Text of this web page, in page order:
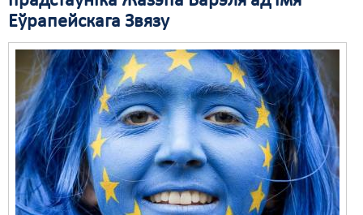
Еўрапейскага Звязу
Грамадзянскія ініцыятывы
Дзяржава
Дыскрымінацыя
Затрыманьні
Карная псыхіятрыя
КПЧ ААН
Культурныя правы
RSS